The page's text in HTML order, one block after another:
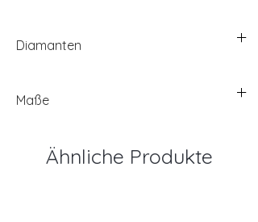
Diamanten
Maße
Ähnliche Produkte